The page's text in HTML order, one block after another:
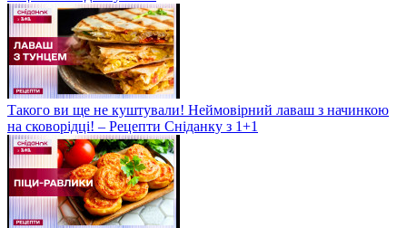
Такого ви ще не куштували! Неймовірний лаваш з начинкою
на сковорідці! – Рецепти Сніданку з 1+1